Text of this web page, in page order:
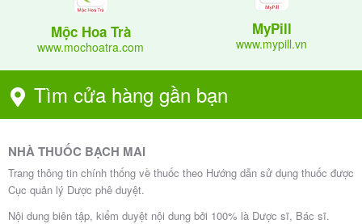
Mộc Hoa Trà
www.mochoatra.com
MyPill
www.mypill.vn
Tìm cửa hàng gần bạn
NHÀ THUỐC BẠCH MAI
Trang thông tin chính thống về thuốc theo Hướng dẫn sử dụng thuốc được
Cục quản lý Dược phê duyệt.
Nội dung biên tập, kiểm duyệt nội dung bởi 100% là Dược sĩ, Bác sĩ.